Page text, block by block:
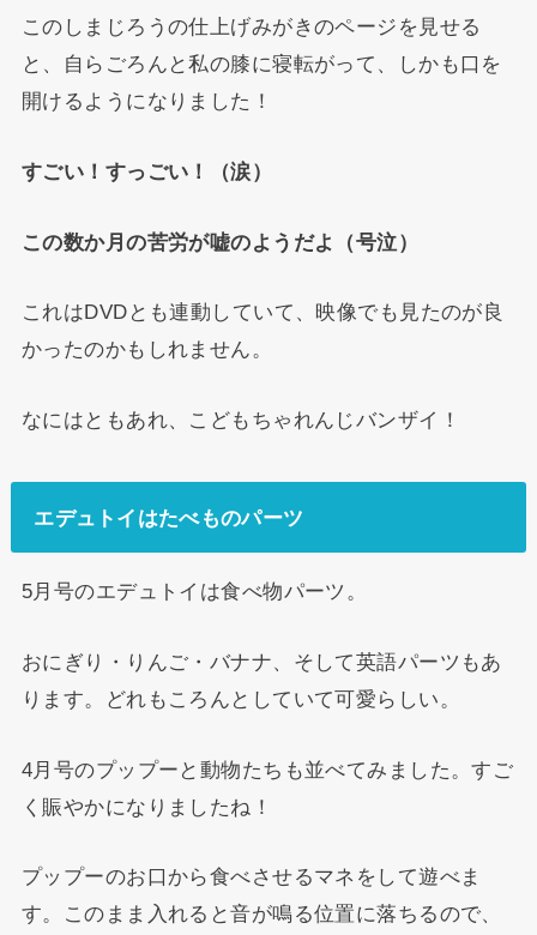
このしまじろうの仕上げみがきのページを見せる
と、自らごろんと私の膝に寝転がって、しかも口を
開けるようになりました！
すごい！すっごい！（涙）
この数か月の苦労が嘘のようだよ（号泣）
これはDVDとも連動していて、映像でも見たのが良
かったのかもしれません。
なにはともあれ、こどもちゃれんじバンザイ！
エデュトイはたべものパーツ
5月号のエデュトイは食べ物パーツ。
おにぎり・りんご・バナナ、そして英語パーツもあ
ります。どれもころんとしていて可愛らしい。
4月号のプップーと動物たちも並べてみました。すご
く賑やかになりましたね！
プップーのお口から食べさせるマネをして遊べま
す。このまま入れると音が鳴る位置に落ちるので、